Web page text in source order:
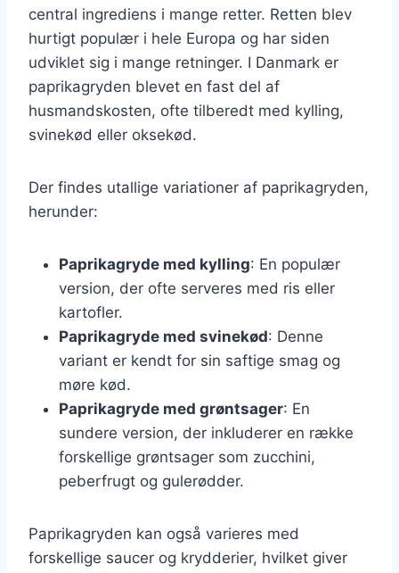
central ingrediens i mange retter. Retten blev
hurtigt populær i hele Europa og har siden
udviklet sig i mange retninger. I Danmark er
paprikagryden blevet en fast del af
husmandskosten, ofte tilberedt med kylling,
svinekød eller oksekød.
Der findes utallige variationer af paprikagryden,
herunder:
Paprikagryde med kylling: En populær
version, der ofte serveres med ris eller
kartofler.
Paprikagryde med svinekød: Denne
variant er kendt for sin saftige smag og
møre kød.
Paprikagryde med grøntsager: En
sundere version, der inkluderer en række
forskellige grøntsager som zucchini,
peberfrugt og gulerødder.
Paprikagryden kan også varieres med
forskellige saucer og krydderier, hvilket giver